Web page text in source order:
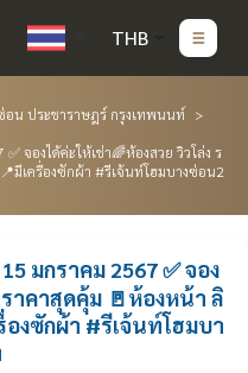
THB
อน ประชาราษฎร์ กรุงเทพนนท์
จองได้ค่ะให้เช่า🌈ห้องสวย วิวโล่ง ร
มีเครื่องซักผ้า #รีเจ้นท์โฮมบางซ่อน2
มกราคม 2567 ✅ จอง
ราคาสุดคุ้ม 🚪ห้องหน้า ลิ
องซักผ้า #รีเจ้นท์โฮมบา